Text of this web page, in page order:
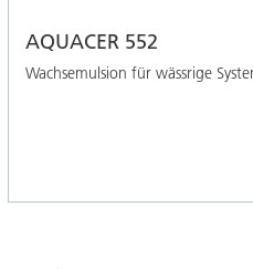
AQUACER 552
Wachsemulsion für wässrige